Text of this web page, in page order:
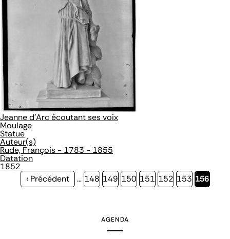
Jeanne d'Arc écoutant ses voix
Moulage
Statue
Auteur(s)
Rude, François - 1783 - 1855
Datation
1852
Page
‹ Précédent … Page
148 Page
149 Page
150 Page
151 Page
152 Page
153 Page
156
AGENDA